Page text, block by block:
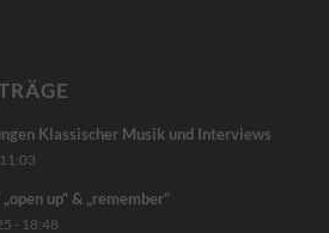
Klassischer Musik und Interviews
up“ & „remember“
- 18:48